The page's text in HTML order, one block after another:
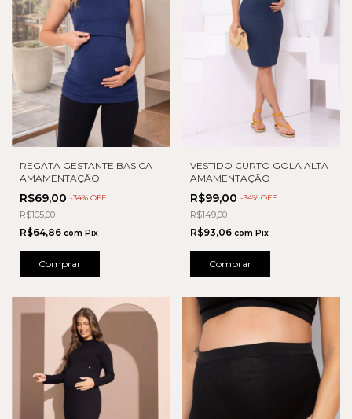
REGATA GESTANTE BASICA
AMAMENTAÇÃO
R$69,00 -34% OFF
R$105,00
R$64,86 com Pix
Comprar
VESTIDO CURTO GOLA ALTA
AMAMENTAÇÃO
R$99,00 -34% OFF
R$149,00
R$93,06 com Pix
Comprar